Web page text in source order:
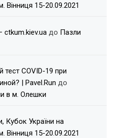
Вінниця 15-20.09.2021
ctkum.kiev.ua до Пазли
COVID-19 при
| Pavel.Run до
в м. Олешки
Кубок України на
Вінниця 15-20.09.2021